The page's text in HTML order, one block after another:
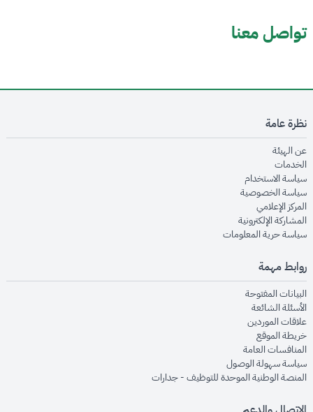
تواصل معنا
نظرة عامة
عن الهيئةopens in new window
الخدماتopens in new window
سياسة الاستخدام
سياسة الخصوصيةopens in new window
المركز الإعلاميopens in new window
المشاركة الإلكترونيةopens in new window
سياسة حرية المعلوماتopens in new window
روابط مهمة
البيانات المفتوحةopens in new window
الأسئلة الشائعةopens in new window
علاقات الموردينopens in new window
خريطة الموقعopens in new window
المنافسات العامةopens in new window
سياسة سهولة الوصولopens in new window
المنصة الوطنية الموحدة للتوظيف - جداراتopens in new window